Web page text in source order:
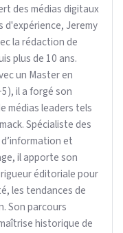
des médias digitaux
d'expérience, Jeremy
la rédaction de
plus de 10 ans.
un Master en
il a forgé son
médias leaders tels
Spécialiste des
et
il apporte son
éditoriale pour
les tendances de
Son parcours
historique de